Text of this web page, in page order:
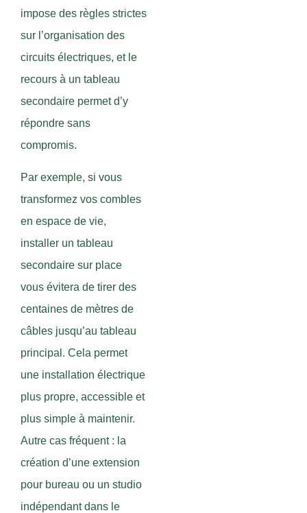
impose des règles strictes
sur l’organisation des
circuits électriques, et le
recours à un tableau
secondaire permet d’y
répondre sans
compromis.
Par exemple, si vous
transformez vos combles
en espace de vie,
installer un tableau
secondaire sur place
vous évitera de tirer des
centaines de mètres de
câbles jusqu’au tableau
principal. Cela permet
une installation électrique
plus propre, accessible et
plus simple à maintenir.
Autre cas fréquent : la
création d’une extension
pour bureau ou un studio
indépendant dans le